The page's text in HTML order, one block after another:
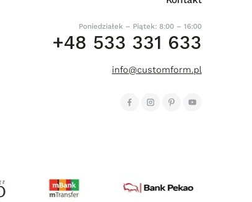
Poniedziałek – Piątek: 8:00 – 16:00
+48 533 331 633
info@customform.pl